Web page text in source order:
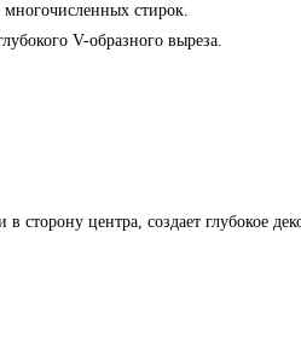
многочисленных стирок.
V-образного выреза.
сторону центра, создает глубокое